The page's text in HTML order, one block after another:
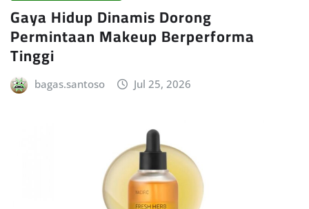
Gaya Hidup Dinamis Dorong
Permintaan Makeup Berperforma
Tinggi
bagas.santoso Jul 25, 2026